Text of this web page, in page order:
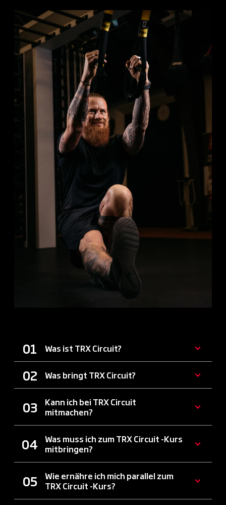
Was ist TRX Circuit?
Was bringt TRX Circuit?
Kann ich bei TRX Circuit
mitmachen?
Was muss ich zum TRX Circuit -Kurs
mitbringen?
Wie ernähre ich mich parallel zum
TRX Circuit -Kurs?